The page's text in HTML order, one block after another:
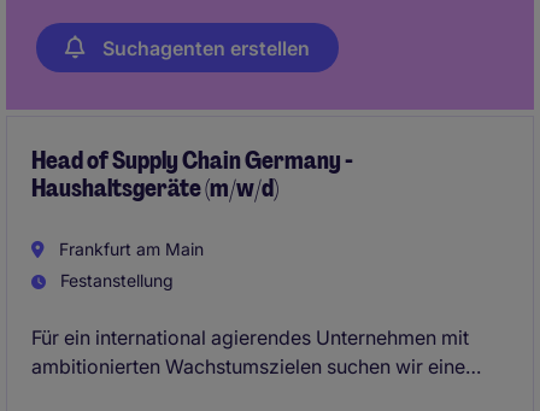
Suchagenten erstellen
Head of Supply Chain Germany -
Haushaltsgeräte (m/w/d)
Frankfurt am Main
Festanstellung
Für ein international agierendes Unternehmen mit
ambitionierten Wachstumszielen suchen wir eine